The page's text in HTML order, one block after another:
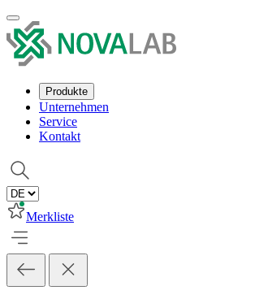
Produkte
Unternehmen
Service
Kontakt
Merkliste